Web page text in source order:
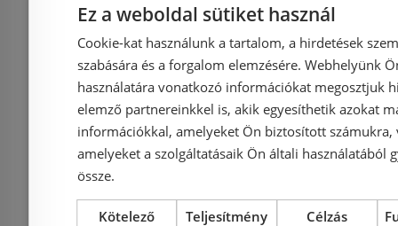
(3.111N.7.004.240.1)
Azonosító: 160179
Cikkszám: H3111N70042401
24 164 Ft
Kosárba
33 600 Ft
Ez a weboldal sütiket használ
Cookie-kat használunk a tartalom, a hirdetések
szabására és a forgalom elemzésére. Webhelyünk
használatára vonatkozó információkat megosztjuk
elemző partnereinkkel is, akik egyesíthetik azokat
információkkal, amelyeket Ön biztosított számukra,
amelyeket a szolgáltatásaik Ön általi használatából
össze.
Kötelező Teljesítmény Célzás